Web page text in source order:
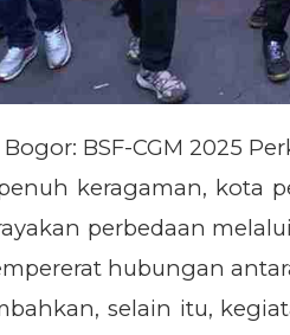
BSF-CGM 2025
keragaman, kota
perbedaan
hubungan
selain itu,